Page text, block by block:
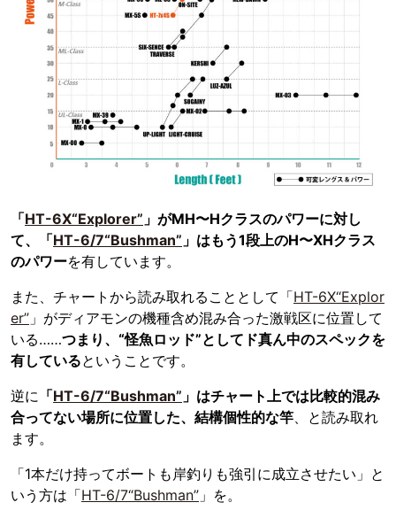
「HT-6X“Explorer” 」がMH〜Hクラスのパワーに対し
て、「HT-6/7“Bushman” 」はもう1段上のH〜XHクラス
のパワーを有しています。
また、チャートから読み取れることとして「HT-6X“Explor
er” 」がディアモンの機種含め混み合った激戦区に位置して
いる……つまり、“怪魚ロッド”としてド真ん中のスペックを
有しているということです。
逆に 「HT-6/7“Bushman” 」はチャート上では比較的混み
合ってない場所に位置した、結構個性的な竿、と読み取れ
ます。
「1本だけ持ってボートも岸釣りも強引に成立させたい」と
いう方は「HT-6/7“Bushman” 」を。